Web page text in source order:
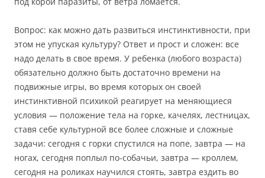
Вопрос: как можно дать развиться инстинктивности, при
этом не упуская культуру? Ответ и прост и сложен: все
надо делать в свое время. У ребенка (любого возраста)
обязательно должно быть достаточно времени на
подвижные игры, во время которых он своей
инстинктивной психикой реагирует на меняющиеся
условия — положение тела на горке, качелях, лестницах,
ставя себе культурной все более сложные и сложные
задачи: сегодня с горки спустился на попе, завтра — на
ногах, сегодня поплыл по-собачьи, завтра — кроллем,
сегодня на роликах научился стоять, завтра ездить во